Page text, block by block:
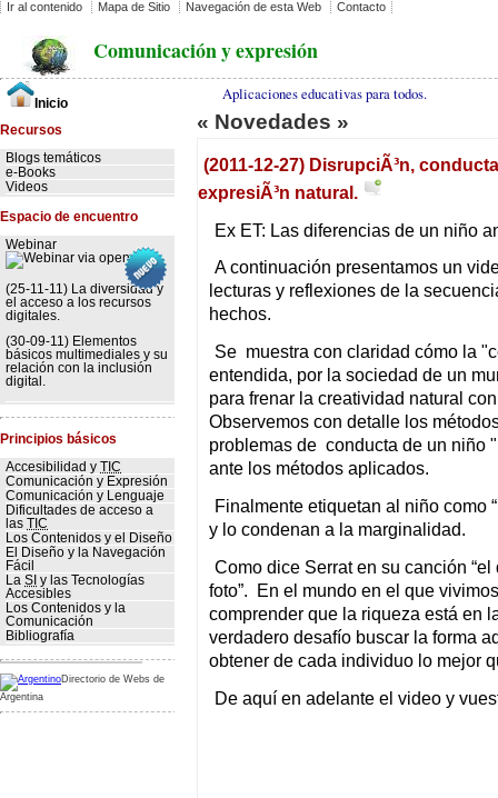
Ir al contenido Mapa de Sitio Navegación de esta Web Contacto
Comunicación y expresión
Aplicaciones educativas para todos.
Inicio
Recursos
Blogs temáticos
e-Books
Videos
Espacio de encuentro
Webinar
(25-11-11) La diversidad y
el acceso a los recursos
digitales.
(30-09-11) Elementos
básicos multimediales y su
relación con la inclusión
digital.
Principios básicos
Accesibilidad y TIC
Comunicación y Expresión
Comunicación y Lenguaje
Dificultades de acceso a
las TIC
Los Contenidos y el Diseño
El Diseño y la Navegación
Fácil
La SI y las Tecnologías
Accesibles
Los Contenidos y la
Comunicación
Bibliografía
Directorio de Webs de
Argentina
« Novedades »
(2011-12-27) DisrupciÃ³n,
expresiÃ³n natural.
Ex ET: Las diferencias de un niño
A continuación presentamos un
lecturas y reflexiones de la
hechos.
Se muestra con claridad cómo la
entendida, por la sociedad de un
para frenar la creatividad natural
Observemos con detalle los
problemas de conducta de un niño
ante los métodos aplicados.
Finalmente etiquetan al niño como
y lo condenan a la marginalidad.
Como dice Serrat en su canción
foto”. En el mundo en el que
comprender que la riqueza está en
verdadero desafío buscar la forma
obtener de cada individuo lo mejor
De aquí en adelante el video y